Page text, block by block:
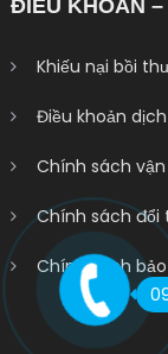
ĐIỀU KHOẢN –
Khiếu nại bồi
Điều khoản
Chính sách
Chính sách đổi
Chính sách